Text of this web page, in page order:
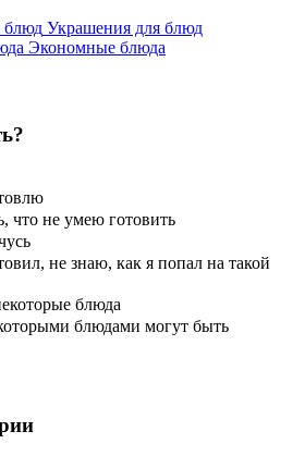
Украшения для блюд
Экономные блюда
что не умею готовить
не знаю, как я попал на такой
блюда
блюдами могут быть